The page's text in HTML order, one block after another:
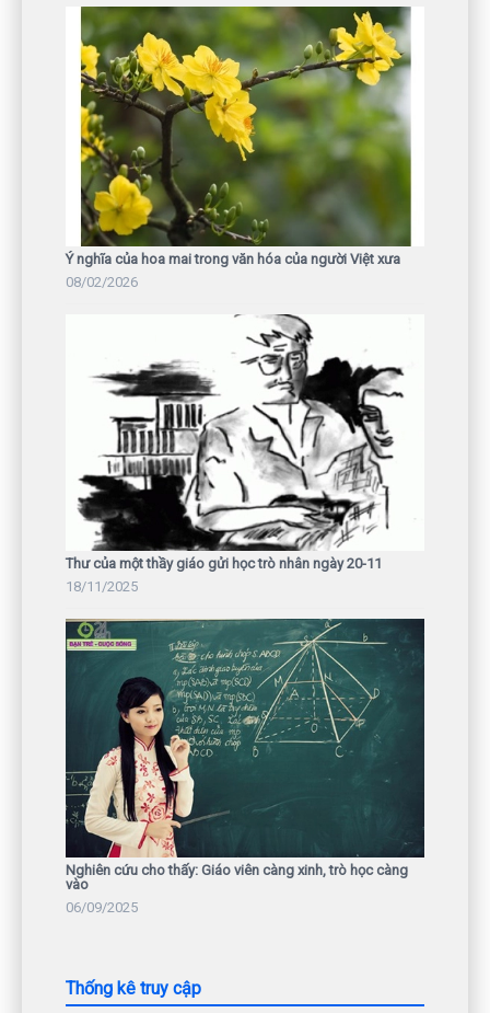
Ý nghĩa của hoa mai trong văn hóa của người Việt xưa
08/02/2026
Thư của một thầy giáo gửi học trò nhân ngày 20-11
18/11/2025
Nghiên cứu cho thấy: Giáo viên càng xinh, trò học càng
vào
06/09/2025
Thống kê truy cập